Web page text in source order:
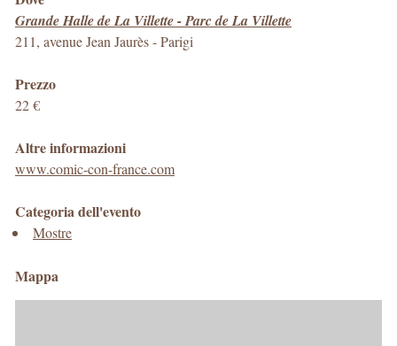
Grande Halle de La Villette - Parc de La Villette
211, avenue Jean Jaurès-Parigi
Prezzo
22 €
Altre informazioni
www.comic-con-france.com
Categoria dell'evento
Mostre
Mappa